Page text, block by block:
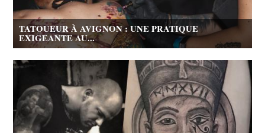
TATOUEUR À AVIGNON : UNE PRATIQUE
EXIGEANTE AU...